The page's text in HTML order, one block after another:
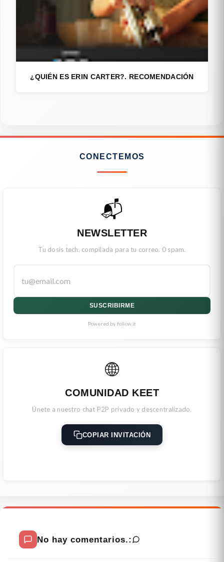
¿QUIÉN ES ERIN CARTER?. RECOMENDACIÓN
CONECTEMOS
📬
NEWSLETTER
Tu dosis tech, compilada para tu correo. 0 spam.
SUSCRIBIRME
Powered by follow.it
🌐
COMUNIDAD KEET
Únete a nuestro chat P2P privado y descentralizado.
COPIAR INVITACIÓN
No hay comentarios.: